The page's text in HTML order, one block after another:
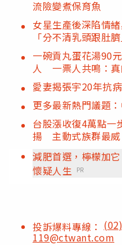
流險變煮保育魚
女星生產後深陷情
「分不清乳頭跟肚臍
一碗貢丸蛋花湯90
人 一票人共鳴：真
愛妻揭張宇20年抗
更多最新熱門議題
台股漲收復4萬點一
揚 主動式族群最威
減肥首選，檸檬加
懷疑人生 PR
投訴爆料專線：
119@ctwant.com